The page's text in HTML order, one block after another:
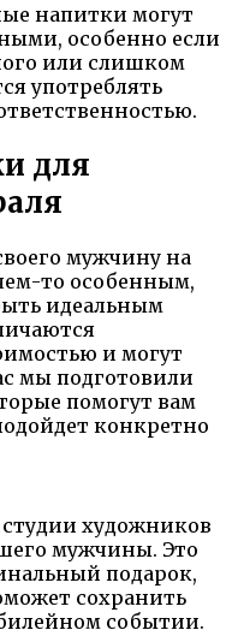
напитки могут
особенно если
или слишком
употреблять
для
мужчину на
то особенным,
идеальным
и могут
мы подготовили
помогут вам
конкретно
художников
мужчины. Это
подарок,
сохранить
событии.